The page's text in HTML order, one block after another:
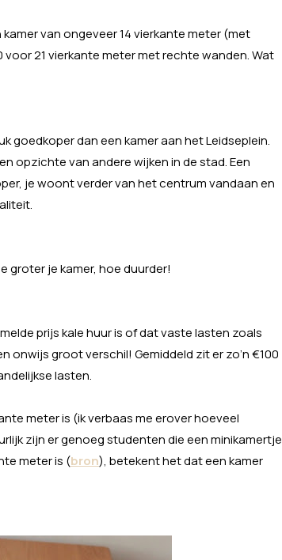
van ongeveer 14 vierkante meter (met
voor 21 vierkante meter met rechte wanden. Wat
goedkoper dan een kamer aan het Leidseplein.
opzichte van andere wijken in de stad. Een
je woont verder van het centrum vandaan en
groter je kamer, hoe duurder!
prijs kale huur is of dat vaste lasten zoals
onwijs groot verschil! Gemiddeld zit er zo’n €100
lasten.
meter is (ik verbaas me erover hoeveel
zijn er genoeg studenten die een minikamertje
meter is (bron), betekent het dat een kamer